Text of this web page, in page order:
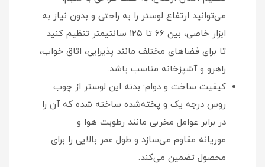
می‌توانید ارتفاع لوستر را به راحتی و بدون نیاز به
ابزار خاصی، بین ۶۶ تا ۱۲۵ سانتیمتر تنظیم کنید
تا برای فضاهای مختلف مانند پذیرایی، اتاق خواب،
راهرو و آشپزخانه مناسب باشد.
کیفیت ساخت و دوام: بدنه این لوستر از چوب
روس درجه یک و پخته‌شده ساخته شده که آن را
در برابر عوامل مخربی مانند رطوبت هوا و
موریانه مقاوم می‌سازد و طول عمر بالایی را برای
محصول تضمین می‌کند.